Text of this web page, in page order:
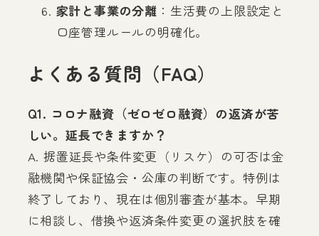
家計と事業の分離 ：生活費の上限設定と
口座管理ルールの明確化。
よくある質問（FAQ）
Q1. コロナ融資（ゼロゼロ融資）の返済が苦
しい。延長できますか？
A. 据置延長や条件変更（リスケ）の可否は金
融機関や保証協会・公庫の判断です。特例は
終了しており、現在は個別審査が基本。早期
に相談し、借換や返済条件変更の選択肢を確